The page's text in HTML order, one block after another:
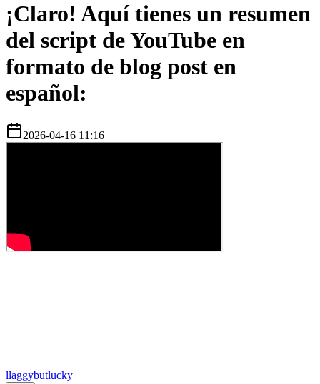
¡Claro! Aquí tienes un resumen
del script de YouTube en
formato de blog post en
español:
2026-04-16 11:16
llaggybutlucky